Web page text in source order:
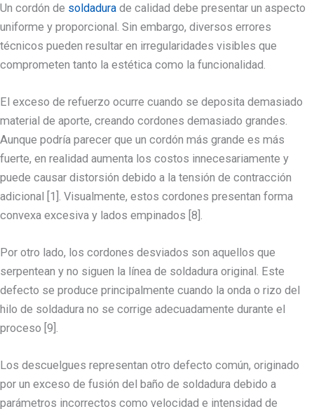
Un cordón de soldadura de calidad debe presentar un aspecto
uniforme y proporcional. Sin embargo, diversos errores
técnicos pueden resultar en irregularidades visibles que
comprometen tanto la estética como la funcionalidad.
El exceso de refuerzo ocurre cuando se deposita demasiado
material de aporte, creando cordones demasiado grandes.
Aunque podría parecer que un cordón más grande es más
fuerte, en realidad aumenta los costos innecesariamente y
puede causar distorsión debido a la tensión de contracción
adicional [1]. Visualmente, estos cordones presentan forma
convexa excesiva y lados empinados [8].
Por otro lado, los cordones desviados son aquellos que
serpentean y no siguen la línea de soldadura original. Este
defecto se produce principalmente cuando la onda o rizo del
hilo de soldadura no se corrige adecuadamente durante el
proceso [9].
Los descuelgues representan otro defecto común, originado
por un exceso de fusión del baño de soldadura debido a
parámetros incorrectos como velocidad e intensidad de